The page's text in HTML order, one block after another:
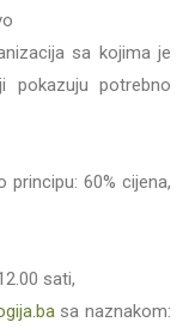
sa kojima je
pokazuju potrebno
60% cijena,
sati,
sa naznakom: